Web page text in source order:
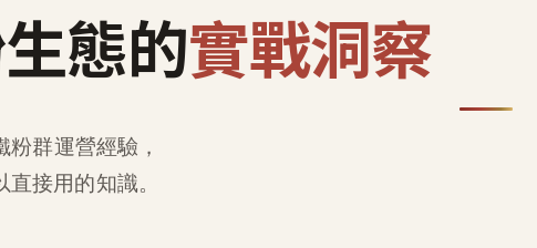
態的實戰洞察
粉群運營經驗，
直接用的知識。